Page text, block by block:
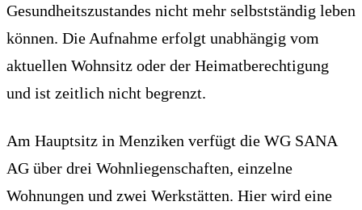
Gesundheitszustandes nicht mehr selbstständig leben
können. Die Aufnahme erfolgt unabhängig vom
aktuellen Wohnsitz oder der Heimatberechtigung
und ist zeitlich nicht begrenzt.
Am Hauptsitz in Menziken verfügt die WG SANA
AG über drei Wohnliegenschaften, einzelne
Wohnungen und zwei Werkstätten. Hier wird eine